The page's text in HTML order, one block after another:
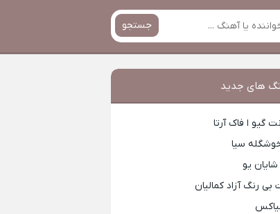
جستجو
های جدید
گیو ا فاک آرتا
سیا
شایان یو
بی رنگ آزاد کمالیان